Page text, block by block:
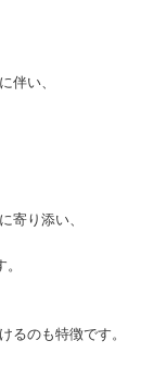
伴い、
寄り添い、
るのも特徴です。